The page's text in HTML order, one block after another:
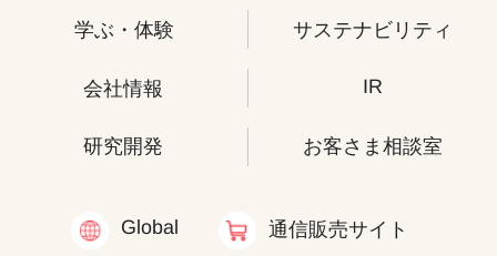
学ぶ・体験 サステナビリティ
会社情報 IR
研究開発 お客さま相談室
Global 通信販売サイト